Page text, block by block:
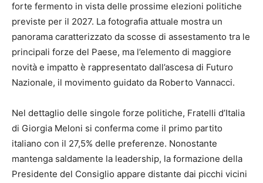
forte fermento in vista delle prossime elezioni politiche
previste per il 2027. La fotografia attuale mostra un
panorama caratterizzato da scosse di assestamento tra le
principali forze del Paese, ma l’elemento di maggiore
novità e impatto è rappresentato dall’ascesa di Futuro
Nazionale, il movimento guidato da Roberto Vannacci.
Nel dettaglio delle singole forze politiche, Fratelli d’Italia
di Giorgia Meloni si conferma come il primo partito
italiano con il 27,5% delle preferenze. Nonostante
mantenga saldamente la leadership, la formazione della
Presidente del Consiglio appare distante dai picchi vicini